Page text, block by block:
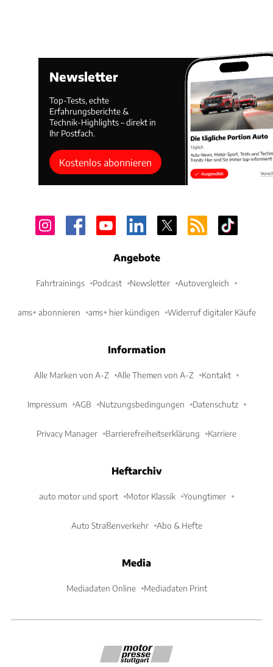
Newsletter
Top-Tests, echte
Erfahrungsberichte &
Technik-Highlights – direkt in
Ihr Postfach.
Kostenlos abonnieren
Angebote
Fahrtrainings Podcast Newsletter Autovergleich
ams+ abonnieren ams+ hier kündigen Widerruf digitaler Käufe
Information
Alle Marken von A-Z Alle Themen von A-Z Kontakt
Impressum AGB Nutzungsbedingungen Datenschutz
Privacy Manager Barrierefreiheitserklärung Karriere
Heftarchiv
auto motor und sport Motor Klassik Youngtimer
Auto Straßenverkehr Abo & Hefte
Media
Mediadaten Online Mediadaten Print